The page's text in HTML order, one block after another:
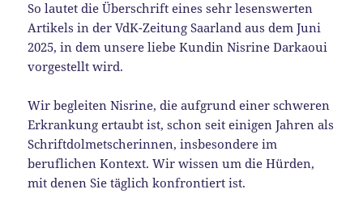
So lautet die Überschrift eines sehr lesenswerten
Artikels in der VdK-Zeitung Saarland aus dem Juni
2025, in dem unsere liebe Kundin NisrineDarkaoui
vorgestellt wird.
Wir begleiten Nisrine, die aufgrund einer schweren
Erkrankung ertaubt ist, schon seit einigen Jahren als
Schriftdolmetscherinnen, insbesondere im
beruflichen Kontext. Wir wissen um die Hürden,
mit denen Sie täglich konfrontiert ist.